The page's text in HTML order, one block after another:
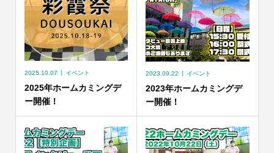
2025.10.07 イベント
2025年ホームカミングデ
ー開催！
2023.09.22 イベント
2023年ホームカミングデ
ー開催！